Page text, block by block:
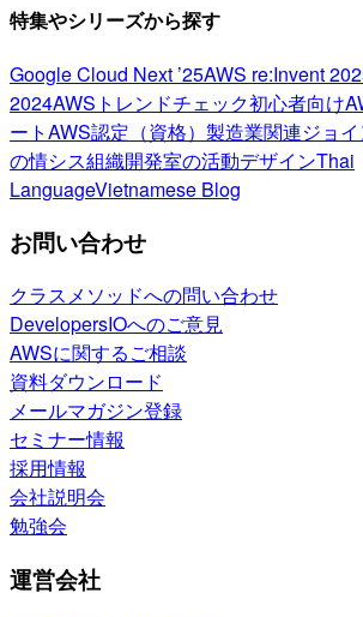
特集やシリーズから探す
Google Cloud Next ’25AWS re:Invent
2024AWSトレンドチェック初心者向け
ートAWS認定（資格） 製造業関連ジョ
の情シス組織開発室の活動デザインThai
LanguageVietnamese Blog
お問い合わせ
クラスメソッドへの問い合わせ
DevelopersIOへのご意見
AWSに関するご相談
資料ダウンロード
メールマガジン登録
セミナー情報
採用情報
会社説明会
勉強会
運営会社